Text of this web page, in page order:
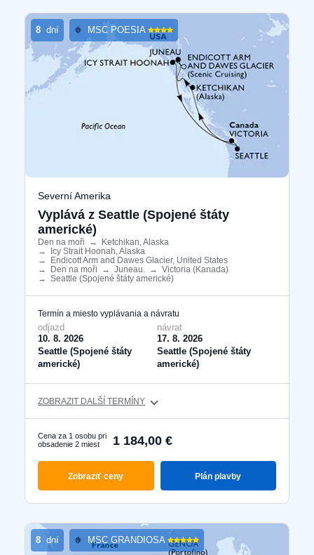
8dní MSC POESIA
Severní Amerika
Vyplává z Seattle (Spojené štáty
americké)
Den na moři → Ketchikan, Alaska
→ Icy Strait Hoonah, Alaska
→ Endicott Arm and Dawes Glacier, United States
→ Den na moři → Juneau. → Victoria (Kanada)
→ Seattle (Spojené štáty americké)
Termín a miesto vyplávania a návratu
odjazd
10. 8. 2026
Seattle (Spojené štáty
americké)
návrat
17. 8. 2026
Seattle (Spojené štáty
americké)
ZOBRAZIT DALŠÍ TERMÍNY
Cena za 1 osobu pri
obsadenie 2 miest
1 184,00 €
Zobraziť ceny Plán plavby
8dní MSC GRANDIOSA